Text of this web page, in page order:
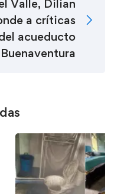
Valle, Dilian
a críticas
acueducto